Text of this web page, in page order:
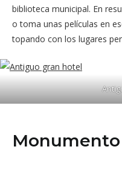
biblioteca municipal. En
o toma unas películas en
topando con los lugares